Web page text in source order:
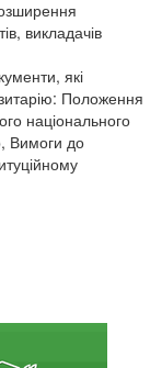
викладачів
які
Положення
національного
Вимоги до